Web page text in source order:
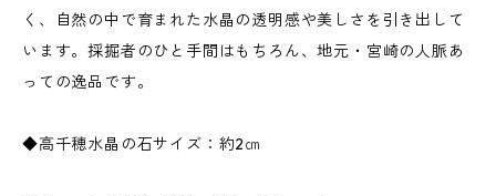
く、自然の中で育まれた水晶の透明感や美しさを引き出して
います。採掘者のひと手間はもちろん、地元・宮崎の人脈あ
っての逸品です。
◆高千穂水晶の石サイズ：約2㎝